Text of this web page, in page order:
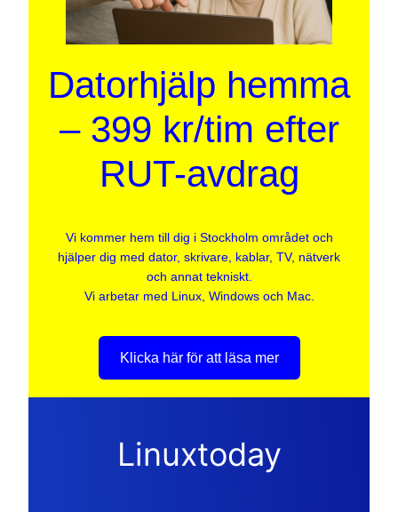
Datorhjälp hemma
– 399 kr/tim efter
RUT-avdrag
Vi kommer hem till dig i Stockholm området och
hjälper dig med dator, skrivare, kablar, TV, nätverk
och annat tekniskt.
Vi arbetar med Linux, Windows och Mac.
Klicka här för att läsa mer
Linuxtoday